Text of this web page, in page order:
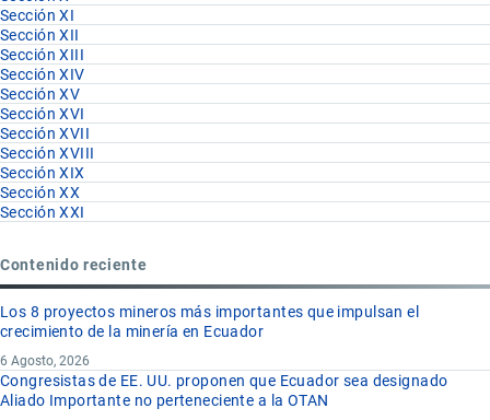
Sección XI
Sección XII
Sección XIII
Sección XIV
Sección XV
Sección XVI
Sección XVII
Sección XVIII
Sección XIX
Sección XX
Sección XXI
Contenido reciente
Los 8 proyectos mineros más importantes que impulsan el
crecimiento de la minería en Ecuador
6 Agosto, 2026
Congresistas de EE. UU. proponen que Ecuador sea designado
Aliado Importante no perteneciente a la OTAN